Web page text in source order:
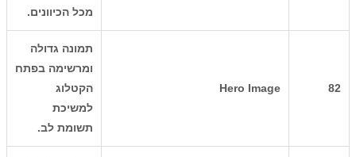
מכל הכיוונים.
82
Hero Image
תמונה גדולה
ומרשימה בפתח
הקטלוג
למשיכת
תשומת לב.